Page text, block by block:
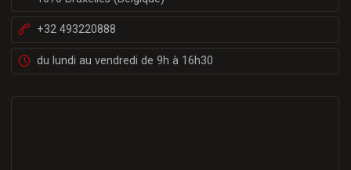
+32 493220888
du lundi au vendredi de 9h à 16h30